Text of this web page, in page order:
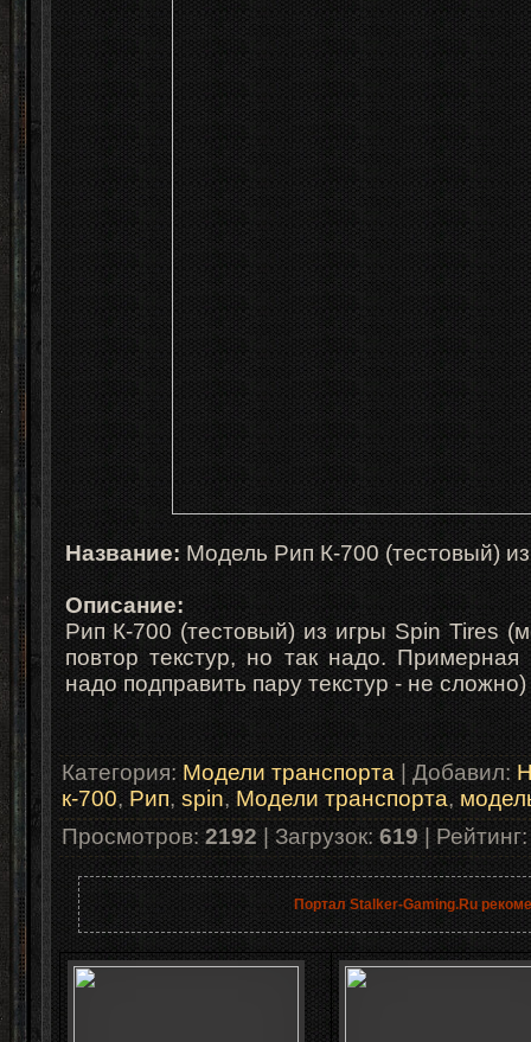
Название: Модель Рип К-700 (тестовый)
Описание:
Рип К-700 (тестовый) из игры Spin Tires
повтор текстур, но так надо.
надо подправить пару текстур - не сложно)
Категория: Модели транспорта|Добавил:
к-700,Рип,spin,Модели транспорта,
Просмотров:2192|Загрузок: 619|Рейтинг
Портал Stalker-Gaming.Ru